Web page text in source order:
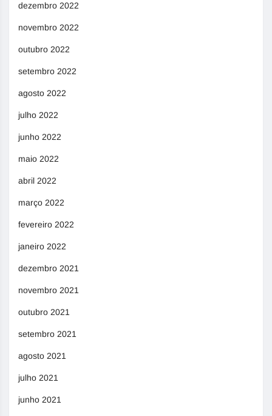
dezembro 2022
novembro 2022
outubro 2022
setembro 2022
agosto 2022
julho 2022
junho 2022
maio 2022
abril 2022
março 2022
fevereiro 2022
janeiro 2022
dezembro 2021
novembro 2021
outubro 2021
setembro 2021
agosto 2021
julho 2021
junho 2021